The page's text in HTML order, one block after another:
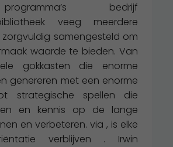
bedrijf
veeg meerdere
zorgvuldig samengesteld om
waarde te bieden. Van
gokkasten die enorme
genereren met een enorme
strategische spellen die
en kennis op de lange
en verbeteren. via , is elke
verblijven . Irwin